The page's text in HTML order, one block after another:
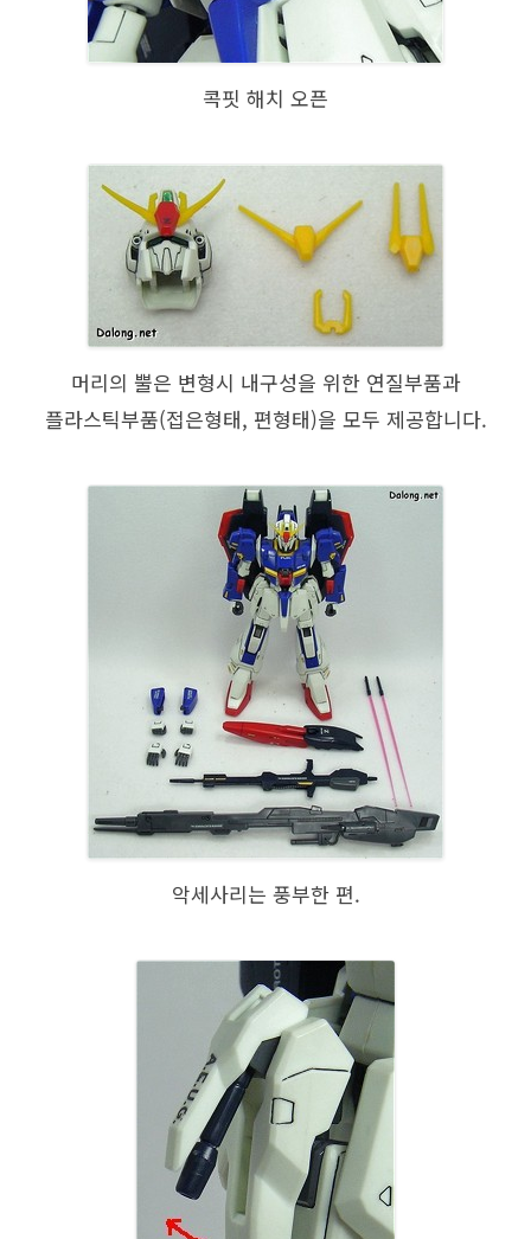
콕핏 해치 오픈
머리의 뿔은 변형시 내구성을 위한 연질부품과
플라스틱부품(접은형태, 편형태)을 모두 제공합니다.
악세사리는 풍부한 편.